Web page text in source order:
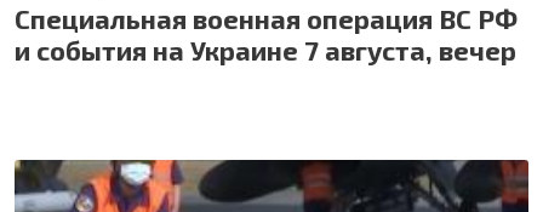
Специальная военная операция ВС РФ
и события на Украине 7 августа, вечер